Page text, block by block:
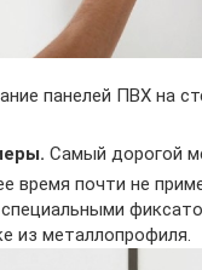
панелей ПВХ на
Самый дорогой
время почти не
из металлопрофиля.